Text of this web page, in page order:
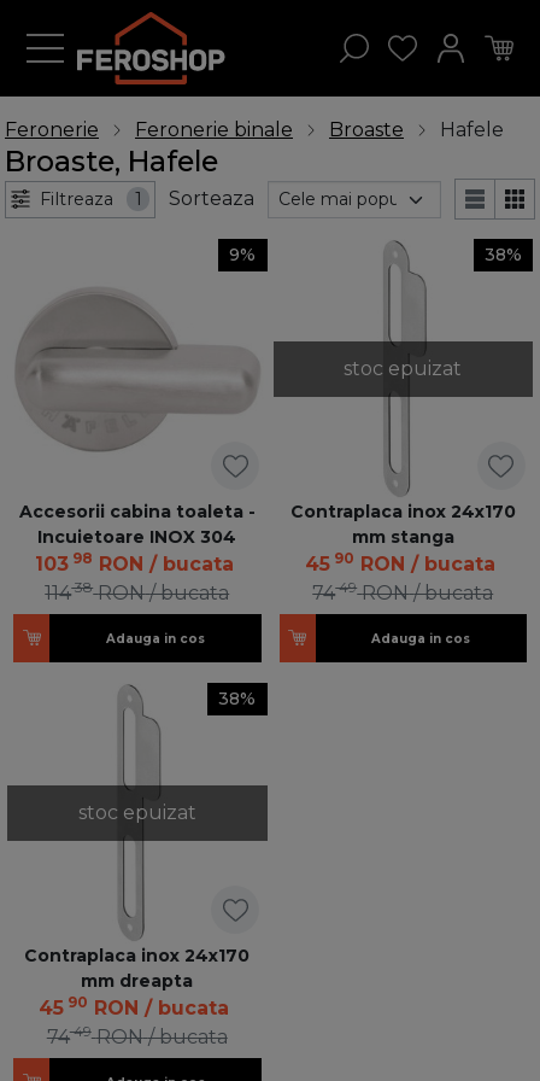
Feronerie Feronerie binale Broaste Hafele
Broaste, Hafele
Filtreaza 1 Sorteaza
9%
Accesorii cabina toaleta -
Incuietoare INOX 304
103 98 RON / bucata
11438 RON / bucata
Adauga in cos
stoc epuizat
38%
Contraplaca inox 24x170
mm stanga
45 90 RON / bucata
7449 RON / bucata
Adauga in cos
stoc epuizat
38%
Contraplaca inox 24x170
mm dreapta
45 90 RON / bucata
7449 RON / bucata